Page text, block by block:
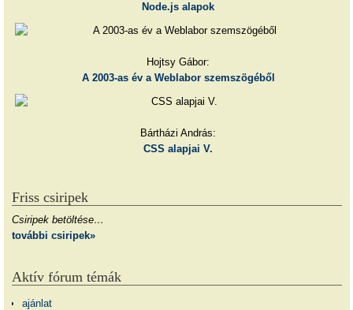
Node.js alapok
Hojtsy Gábor:
A 2003-as év a Weblabor szemszögéből
Bártházi András:
CSS alapjai V.
Friss csiripek
Csiripek betöltése…
további csiripek»
Aktív fórum témák
ajánlat